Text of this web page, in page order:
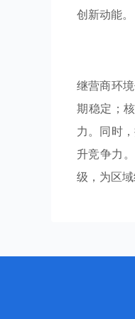
创新动能。
继营商环
期稳定；
力。同时
升竞争力
级，为区域